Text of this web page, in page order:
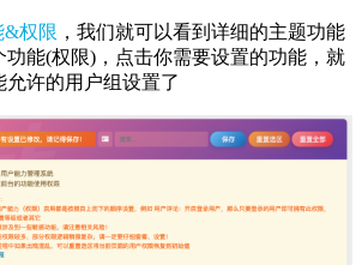
&权限 ，我们就可以看到详细的主题功能
功能(权限)，点击你需要设置的功能，就
许的用户组设置了